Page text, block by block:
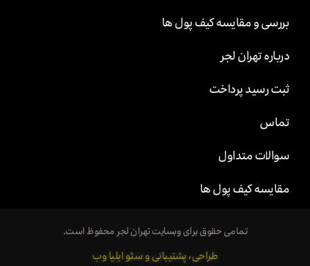
بررسی و مقایسه کیف پول ها
درباره تهران لجر
ثبت رسید پرداخت
تماس
سوالات متداول
مقایسه کیف پول ها
تمامی حقوق برای وبسایت تهران لجر محفوظ است.
طراحی، پشتیبانی و سئو ایلیا وب